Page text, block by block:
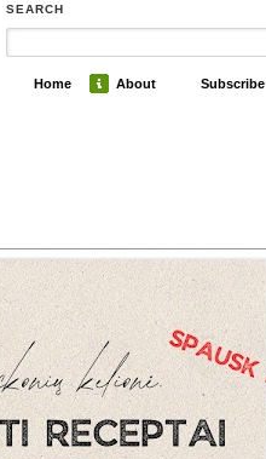
SEARCH
Home About Subscribe